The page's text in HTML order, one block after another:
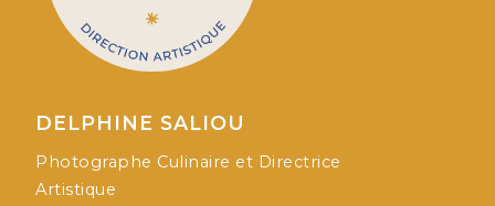
DELPHINE SALIOU
Photographe Culinaire et Directrice
Artistique